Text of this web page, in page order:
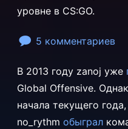
уровне в CS:GO.
5 комментариев
В 2013 году zanoj уже
Global Offensive.
начала текущего
no_rythm обыграл